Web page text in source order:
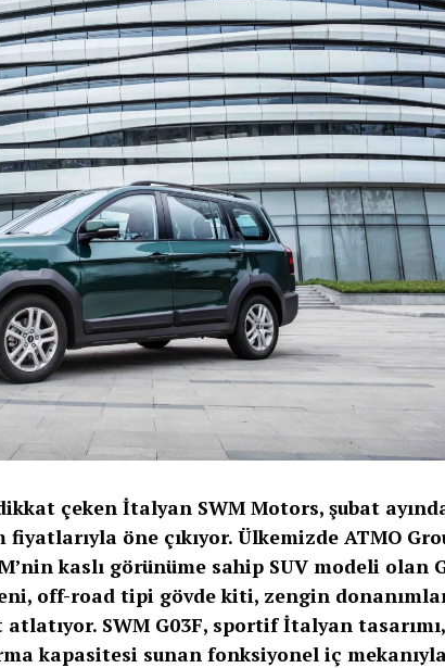
çeken İtalyan SWM Motors, şubat
öne çıkıyor. Ülkemizde ATMO
kaslı görünüme sahip SUV modeli olan
off-road tipi gövde kiti, zengin
SWM G03F, sportif İtalyan
kapasitesi sunan fonksiyonel iç